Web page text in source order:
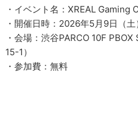
・イベント名：XREAL Gaming
・開催日時：2026年5月9日（
・会場：渋谷PARCO 10F
15-1）
・参加費：無料